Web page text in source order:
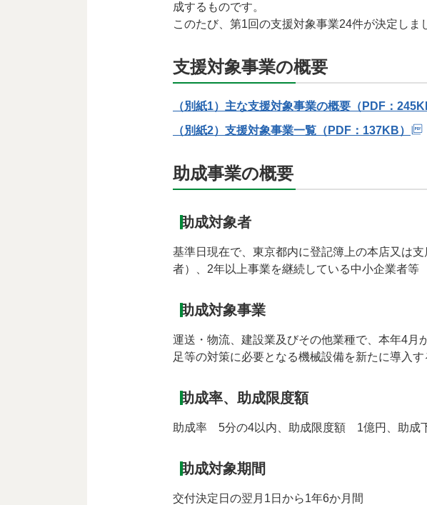
成するものです。
このたび、第1回の支援対象事業24件が決定しま
支援対象事業の概要
（別紙1）主な支援対象事業の概要（PDF：
（別紙2）支援対象事業一覧（PDF：137KB）
助成事業の概要
助成対象者
基準日現在で、東京都内に登記簿上の本店又は
者）、2年以上事業を継続している中小企業者等
助成対象事業
運送・物流、建設業及びその他業種で、本年4月
足等の対策に必要となる機械設備を新たに導入す
助成率、助成限度額
助成率 5分の4以内、助成限度額 1億円、助成
助成対象期間
交付決定日の翌月1日から1年6か月間